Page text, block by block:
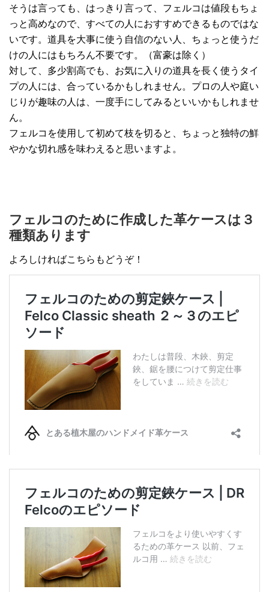
そうは言っても、はっきり言って、フェルコは値段もちょ
っと高めなので、すべての人におすすめできるものではな
いです。道具を大事に使う自信のない人、ちょっと使うだ
けの人にはもちろん不要です。（富豪は除く）
対して、多少割高でも、お気に入りの道具を長く使うタイ
プの人には、合っているかもしれません。プロの人や庭い
じりが趣味の人は、一度手にしてみるといいかもしれませ
ん。
フェルコを使用して初めて枝を切ると、ちょっと独特の鮮
やかな切れ感を味わえると思いますよ。
フェルコのために作成した革ケースは３
種類あります
よろしければこちらもどうぞ！